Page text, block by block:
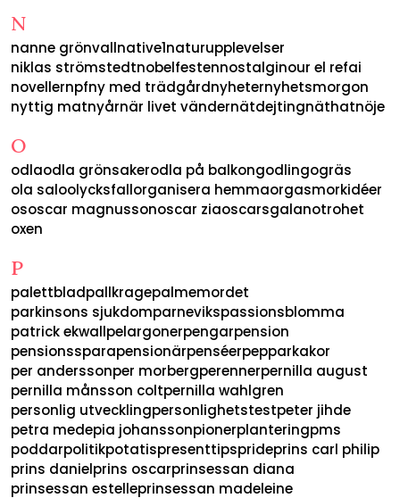
N
nanne grönvallnative1naturupplevelser
niklas strömstedtnobelfestennostalginour el refai
novellernpfny med trädgårdnyheternyhetsmorgon
nyttig matnyårnär livet vändernätdejtingnäthatnöje
O
odlaodla grönsakerodla på balkongodlingogräs
ola saloolycksfallorganisera hemmaorgasmorkidéer
ososcar magnussonoscar ziaoscarsgalanotrohet
oxen
P
palettbladpallkragepalmemordet
parkinsons sjukdomparnevikspassionsblomma
patrick ekwallpelargonerpengarpension
pensionssparapensionärpenséerpepparkakor
per anderssonper morbergperennerpernilla august
pernilla månsson coltpernilla wahlgren
personlig utvecklingpersonlighetstestpeter jihde
petra medepia johanssonpionerplanteringpms
poddarpolitikpotatispresenttipsprideprins carl philip
prins danielprins oscarprinsessan diana
prinsessan estelleprinsessan madeleine